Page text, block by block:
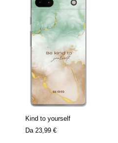
Kind to yourself
Da 23,99 €